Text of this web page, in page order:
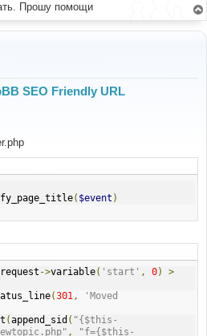
Прошу помощи
SEO Friendly URL
( $event )
request ->variable( 'start' , 0)
>
(301,
'Moved
(append_sid ( "{$this-
, "f={$this-